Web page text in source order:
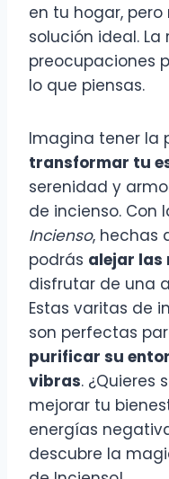
en tu hogar,
solución ideal.
preocupaciones
lo que piensas.
Imagina tener la
transformar tu
serenidad y
de incienso. Con
Incienso, hechas
podrás alejar las
disfrutar de una
Estas varitas de
son perfectas
purificar su
vibras. ¿Quieres
mejorar tu
energías
descubre la